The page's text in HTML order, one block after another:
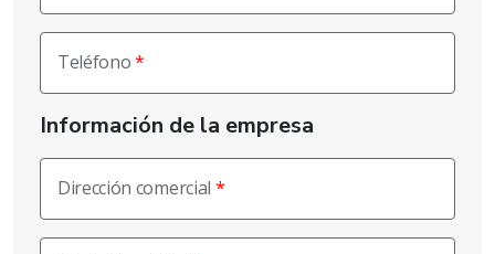
Teléfono
Información de la empresa
Dirección comercial